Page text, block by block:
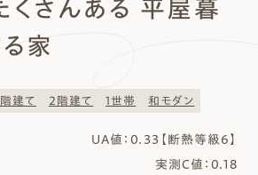
ち
くさんある 平屋暮
家
建て 2階建て 1世帯 和モダン
UA値：0.33【断熱等級6】
実測C値：0.18